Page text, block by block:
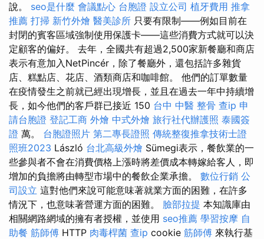
說。 seo是什麼 會議點心 台胞證 設立公司 植牙費用 推拿
推薦 打掃 新竹外燴 醫美診所 只要有限制——例如目前在
封閉的賓客區域強制使用保護卡——這些消費方式就可以決
定顧客的偏好。 去年，全國共有超過2,500家新餐廳和商店
表示有意加入NetPincér，除了餐廳外，還包括許多雜貨
店、糕點店、花店、酒類商店和咖啡館。 他們的訂單數量
在疫情發生之前就已經出現增長，並且在過去一年中持續增
長，如今他們的客戶群已接近 150 台中 中醫 整骨 查ip 申
請台胞證 登記工商 外燴 中式外燴 旅行社代辦護照 泰國簽
證 萬。 台胞證照片 第二專長證照 傳統整復推拿技術士證
照班2023 László 台北高級外燴 Sümegi表示，餐飲業的一
些參與者不會在消費價格上漲時將差價成本轉嫁給客人，即
增加的負擔將由轉型市場中的餐飲企業承擔。 數位行銷 公
司設立 這對他們來說可能意味著就業方面的困難，在許多
情況下，也意味著營運方面的困難。 臉部拉提 本知識庫由
相關網路網域的擁有者授權，並使用 seo推薦 學習按摩 自
助餐 筋師傅 HTTP 肉毒桿菌 查ip cookie 筋師傅 來執行基